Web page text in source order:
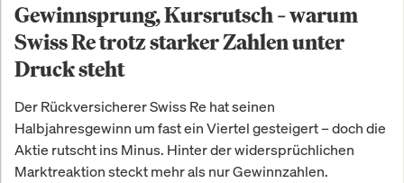
Gewinnsprung, Kursrutsch – warum
Swiss Re trotz starker Zahlen unter
Druck steht
Der Rückversicherer Swiss Re hat seinen
Halbjahresgewinn um fast ein Viertel gesteigert – doch die
Aktie rutscht ins Minus. Hinter der widersprüchlichen
Marktreaktion steckt mehr als nur Gewinnzahlen.